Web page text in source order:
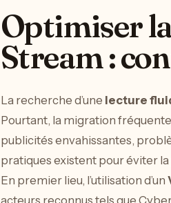
Optimiser
Stream :
La recherche d’une lecture
Pourtant, la migration
publicités envahissantes,
pratiques existent pour éviter
En premier lieu, l’utilisation d’un
acteurs reconnus tels que